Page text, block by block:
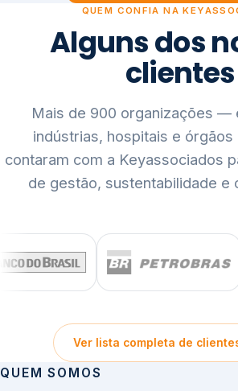
QUEM CONFIA NA
Alguns dos
clientes
Mais de 900 organizações —
indústrias, hospitais e
contaram com a Keyassociados
de gestão, sustentabilidade e
Ver lista completa de
QUEM SOMOS